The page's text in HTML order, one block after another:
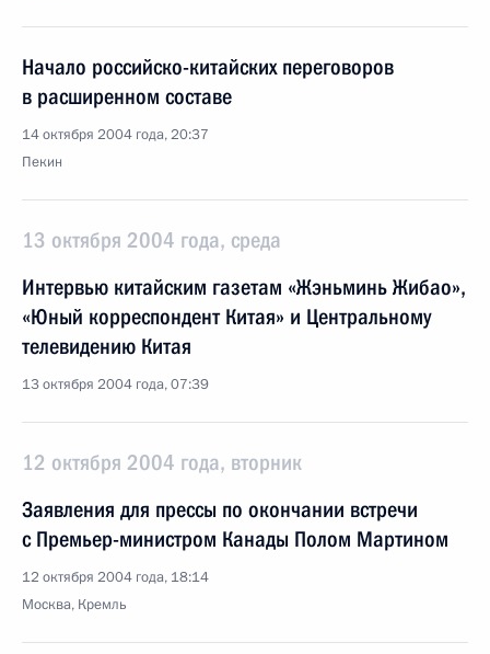
Начало российско-китайских переговоров
в расширенном составе
14 октября 2004 года, 20:37
Пекин
13 октября 2004 года, среда
Интервью китайским газетам «Жэньминь Жибао»,
«Юный корреспондент Китая» и Центральному
телевидению Китая
13 октября 2004 года, 07:39
12 октября 2004 года, вторник
Заявления для прессы по окончании встречи
с Премьер-министром Канады Полом Мартином
12 октября 2004 года, 18:14
Москва, Кремль